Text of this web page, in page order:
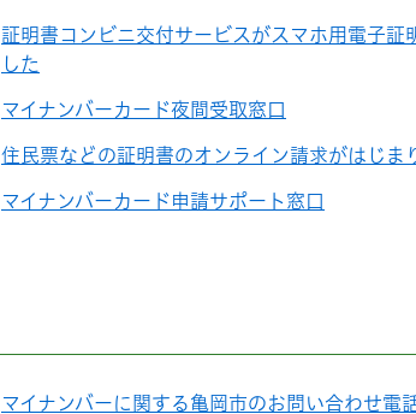
証明書コンビニ交付サービスがスマホ用電子証
した
マイナンバーカード夜間受取窓口
住民票などの証明書のオンライン請求がはじま
マイナンバーカード申請サポート窓口
マイナンバーに関する亀岡市のお問い合わせ電